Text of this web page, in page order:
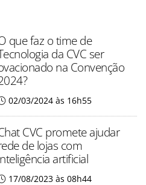
que faz o time de
da CVC ser
na Convenção
02/03/2024 às 16h55
CVC promete ajudar
de lojas com
artificial
17/08/2023 às 08h44